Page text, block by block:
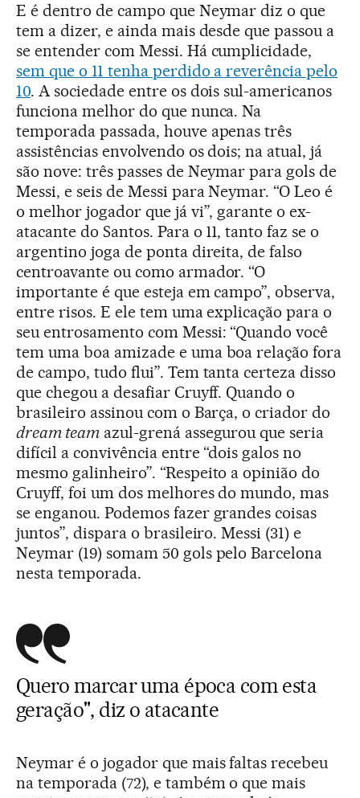
E é dentro de campo que Neymar diz o que
tem a dizer, e ainda mais desde que passou a
se entender com Messi. Há cumplicidade,
sem que o 11 tenha perdido a reverência pelo
10. A sociedade entre os dois sul-americanos
funciona melhor do que nunca. Na
temporada passada, houve apenas três
assistências envolvendo os dois; na atual, já
são nove: três passes de Neymar para gols de
Messi, e seis de Messi para Neymar. “O Leo é
o melhor jogador que já vi”, garante o ex-
atacante do Santos. Para o 11, tanto faz se o
argentino joga de ponta direita, de falso
centroavante ou como armador. “O
importante é que esteja em campo”, observa,
entre risos. E ele tem uma explicação para o
seu entrosamento com Messi: “Quando você
tem uma boa amizade e uma boa relação fora
de campo, tudo flui”. Tem tanta certeza disso
que chegou a desafiar Cruyff. Quando o
brasileiro assinou com o Barça, o criador do
dream teamazul-grená assegurou que seria
difícil a convivência entre “dois galos no
mesmo galinheiro”. “Respeito a opinião do
Cruyff, foi um dos melhores do mundo, mas
se enganou. Podemos fazer grandes coisas
juntos”, dispara o brasileiro. Messi (31) e
Neymar (19) somam 50 gols pelo Barcelona
nesta temporada.
Quero marcar uma época com esta
geração", diz o atacante
Neymar é o jogador que mais faltas recebeu
na temporada (72), e também o que mais